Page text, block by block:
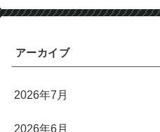
アーカイブ
2026年7月
2026年6月